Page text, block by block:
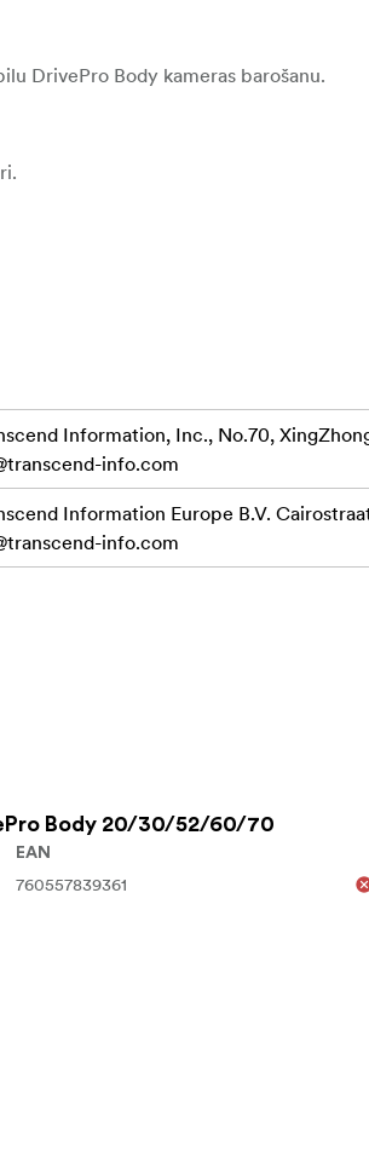
DrivePro Body kameras barošanu.
Information, Inc., No.70,
info.com
Information Europe B.V.
info.com
Body 20/30/52/60/70
EAN
760557839361